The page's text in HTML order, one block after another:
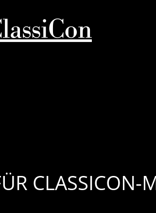
CLASSICON-